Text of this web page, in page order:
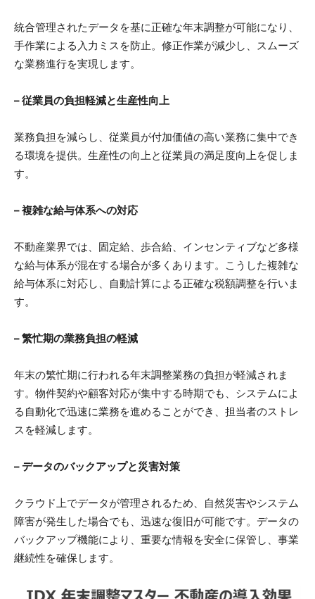
統合管理されたデータを基に正確な年末調整が可能になり、
手作業による入力ミスを防止。修正作業が減少し、スムーズ
な業務進行を実現します。
– 従業員の負担軽減と生産性向上
業務負担を減らし、従業員が付加価値の高い業務に集中でき
る環境を提供。生産性の向上と従業員の満足度向上を促しま
す。
– 複雑な給与体系への対応
不動産業界では、固定給、歩合給、インセンティブなど多様
な給与体系が混在する場合が多くあります。こうした複雑な
給与体系に対応し、自動計算による正確な税額調整を行いま
す。
– 繁忙期の業務負担の軽減
年末の繁忙期に行われる年末調整業務の負担が軽減されま
す。物件契約や顧客対応が集中する時期でも、システムによ
る自動化で迅速に業務を進めることができ、担当者のストレ
スを軽減します。
– データのバックアップと災害対策
クラウド上でデータが管理されるため、自然災害やシステム
障害が発生した場合でも、迅速な復旧が可能です。データの
バックアップ機能により、重要な情報を安全に保管し、事業
継続性を確保します。